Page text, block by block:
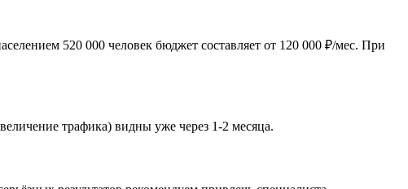
520 000 человек бюджет составляет от 120 000 ₽/мес. При
трафика) видны уже через 1-2 месяца.